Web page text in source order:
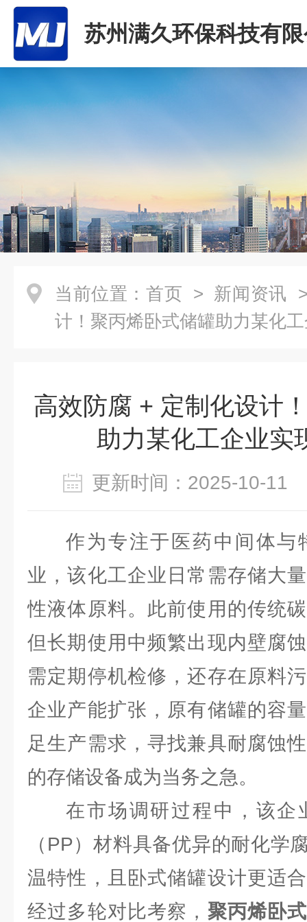
苏州满久环保科技有
当前位置： 首页 > 新闻资讯
计！聚丙烯卧式储罐助力某化
高效防腐 + 定制化设计
助力某化工企业实
更新时间：2025-10-
作为专注于医药中间体与
业，该化工企业日常需存储大
性液体原料。此前使用的传统
但长期使用中频繁出现内壁腐
需定期停机检修，还存在原料
企业产能扩张，原有储罐的容
足生产需求，寻找兼具耐腐蚀
的存储设备成为当务之急。
在市场调研过程中，该企
（PP）材料具备优异的耐化学
温特性，且卧式储罐设计更适
经过多轮对比考察， 聚丙烯卧